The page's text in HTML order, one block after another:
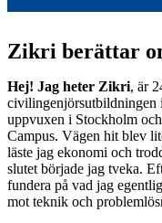
Zikri berättar
Hej! Jag heter Zikri, är
uppvuxen i Stockholm
Campus. Vägen hit blev
läste jag ekonomi och
slutet började jag tveka.
fundera på vad jag
mot teknik och